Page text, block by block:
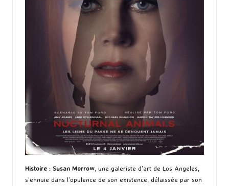
Histoire : Susan Morrow , une galeriste d’art de Los Angeles,
s’ennuie dans l’opulence de son existence, délaissée par son